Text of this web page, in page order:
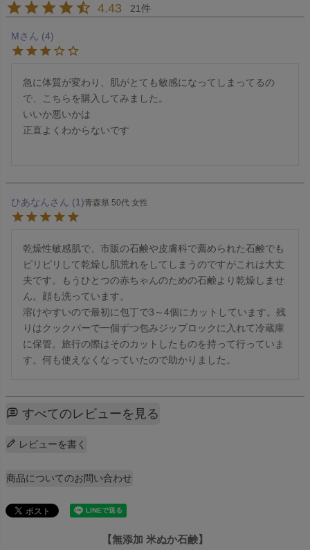
4.43 21
M 4
急に体質が変わり、肌がとても敏感になってしまってるの
で、こちらを購入してみました。
いいか悪いかは
正直よくわからないです
ひあなん 1 青森県 50代 女性
乾燥性敏感肌で、市販の石鹸や皮膚科で薦められた石鹸でも
ピリピリして乾燥し肌荒れをしてしまうのですがこれは大丈
夫です。もうひとつの赤ちゃんのための石鹸より乾燥しませ
ん。顔も洗っています。
溶けやすいので最初に包丁で3～4個にカットしています。残
りはクックパーで一個ずつ包みジップロックに入れて冷蔵庫
に保管。旅行の際はそのカットしたものを持って行っていま
す。何も使えなくなっていたので助かりました。
すべてのレビューを見る
レビューを書く
商品についてのお問い合わせ
【無添加 米ぬか石鹸】